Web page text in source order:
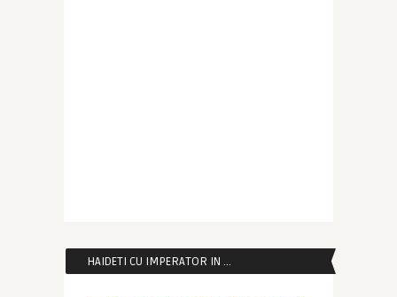
HAIDETI CU IMPERATOR IN …